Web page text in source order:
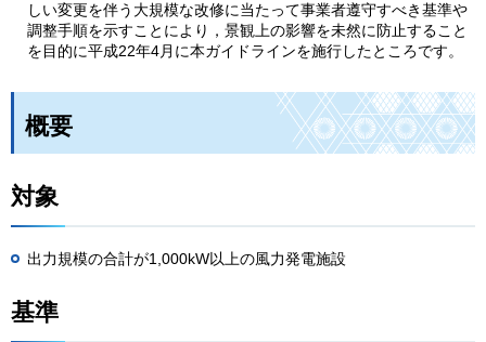
しい変更を伴う大規模な改修に当たって事業者遵守すべき基準や
調整手順を示すことにより，景観上の影響を未然に防止すること
を目的に平成22年4月に本ガイドラインを施行したところです。
概要
対象
出力規模の合計が1,000kW以上の風力発電施設
基準